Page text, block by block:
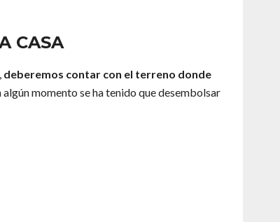
CASA
deberemos contar con el terreno donde
momento se ha tenido que desembolsar